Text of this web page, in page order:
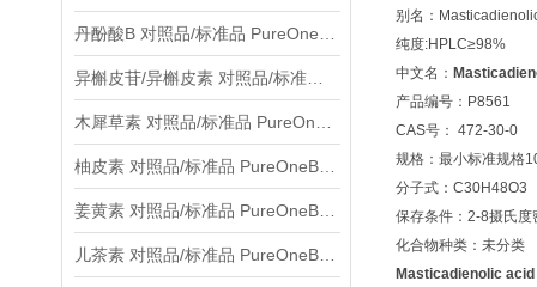
别名：
纯度:HPLC≥98%
中文名：
产品编号：P8561
CAS号： 472-30-0
规格：最小标准规格
分子式：C30H48O3
保存条件：2-8摄氏度
化合物种类：未分类
Masticadienolic